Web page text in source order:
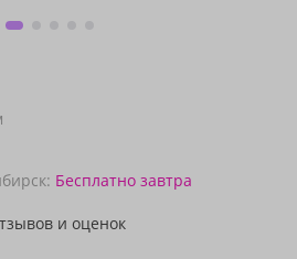
Бесплатно завтра
и оценок